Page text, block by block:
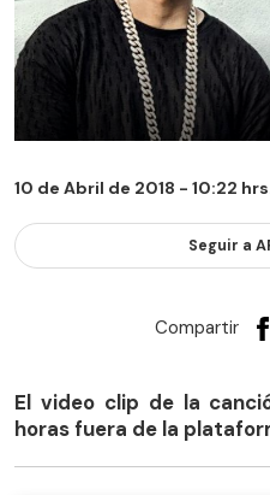
10 de Abril de 2018 - 10:22
Seguir a
Compartir
El video clip de la
horas fuera de la